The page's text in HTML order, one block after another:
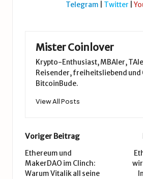
Telegram Twitter |
Mister Coinlover
Krypto-Enthusiast, MBAler,
Reisender, freiheitsliebend und
BitcoinBude.
View All Posts
Post
navigation
Voriger Beitrag
Ethereum und
MakerDAO im Clinch:
Warum Vitalik all seine